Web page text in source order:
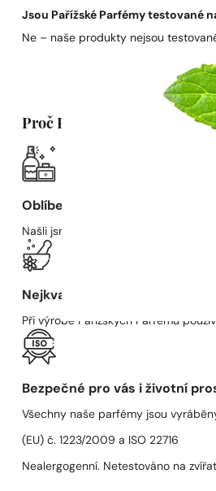
Jsou Pařížské Parfémy testované
Ne – naše produkty nejsou
Proč Pařížské Parfémy?
Oblíbená vůně za nižší cenu
Našli jsme zlatou střední cestu mezi
Nejkvalitnější složky
Při výrobě Pařížských Parfémů
Bezpečné pro vás i životní
Všechny naše parfémy jsou
(EU) č. 1223/2009 a ISO 22716
Nealergogenní. Netestováno na